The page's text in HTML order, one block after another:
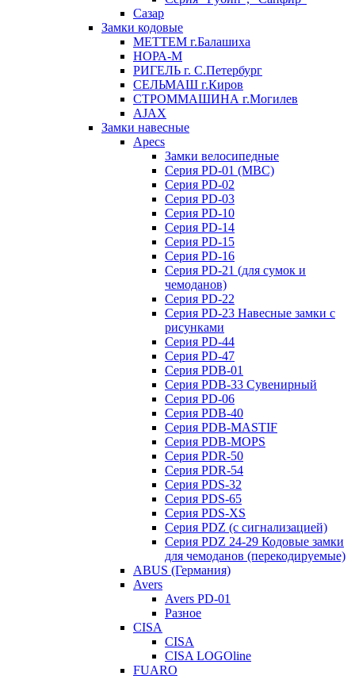
Сазар
Замки кодовые
МЕТТЕМ г.Балашиха
НОРА-М
РИГЕЛЬ г. С.Петербург
СЕЛЬМАШ г.Киров
СТРОММАШИНА г.Могилев
AJAX
Замки навесные
Apecs
Замки велосипедные
Серия PD-01 (МВС)
Серия PD-02
Серия PD-03
Серия PD-10
Серия PD-14
Серия PD-15
Серия PD-16
Серия PD-21 (для сумок и
чемоданов)
Серия PD-22
Серия PD-23 Навесные замки с
рисунками
Серия PD-44
Серия PD-47
Серия PDB-01
Серия PDB-33 Сувенирный
Серия PD-06
Серия PDB-40
Серия PDB-MASTIF
Серия PDB-MOPS
Серия PDR-50
Серия PDR-54
Серия PDS-32
Серия PDS-65
Серия PDS-XS
Серия PDZ (с сигнализацией)
Серия PDZ 24-29 Кодовые замки
для чемоданов (перекодируемые)
ABUS (Германия)
Avers
Avers PD-01
Разное
CISA
CISA
CISA LOGOline
FUARO